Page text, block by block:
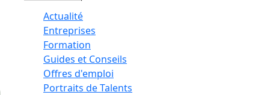
Actualité
Entreprises
Formation
Guides et Conseils
Offres d'emploi
Portraits de Talents